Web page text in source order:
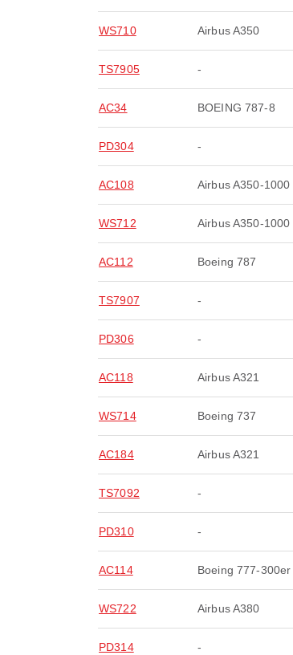
WS710 Airbus A350
TS7905 -
AC34 BOEING 787-8
PD304 -
AC108 Airbus A350-1000
WS712 Airbus A350-1000
AC112 Boeing 787
TS7907 -
PD306 -
AC118 Airbus A321
WS714 Boeing 737
AC184 Airbus A321
TS7092 -
PD310 -
AC114 Boeing 777-300er
WS722 Airbus A380
PD314 -